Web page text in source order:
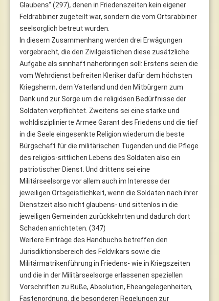
Glaubens“ (297), denen in Friedenszeiten kein eigener
Feldrabbiner zugeteilt war, sondern die vom Ortsrabbiner
seelsorglich betreut wurden.
In diesem Zusammenhang werden drei Erwägungen
vorgebracht, die den Zivilgeistlichen diese zusätzliche
Aufgabe als sinnhaft näherbringen soll: Erstens seien die
vom Wehrdienst befreiten Kleriker dafür dem höchsten
Kriegsherrn, dem Vaterland und den Mitbürgern zum
Dank und zur Sorge um die religiösen Bedürfnisse der
Soldaten verpflichtet. Zweitens sei eine starke und
wohldisziplinierte Armee Garant des Friedens und die tief
in die Seele eingesenkte Religion wiederum die beste
Bürgschaft für die militärischen Tugenden und die Pflege
des religiös-sittlichen Lebens des Soldaten also ein
patriotischer Dienst. Und drittens sei eine
Militärseelsorge vor allem auch im Interesse der
jeweiligen Ortsgeistlichkeit, wenn die Soldaten nach ihrer
Dienstzeit also nicht glaubens- und sittenlos in die
jeweiligen Gemeinden zurückkehrten und dadurch dort
Schaden anrichteten. (347)
Weitere Einträge des Handbuchs betreffen den
Jurisdiktionsbereich des Feldvikars sowie die
Militärmatrikenführung in Friedens- wie in Kriegszeiten
und die in der Militärseelsorge erlassenen speziellen
Vorschriften zu Buße, Absolution, Eheangelegenheiten,
Fastenordnung, die besonderen Regelungen zur